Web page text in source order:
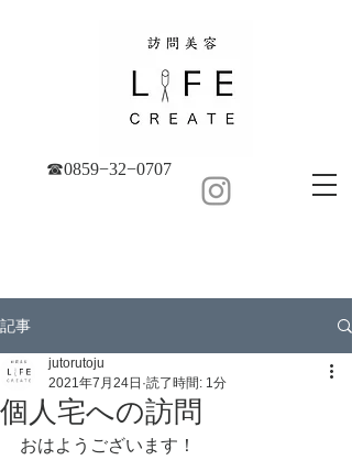
☎︎0859−32−0707
記事
個人宅への訪問
jutorutoju
2021年7月24日 読了時間: 1分
おはようございます！